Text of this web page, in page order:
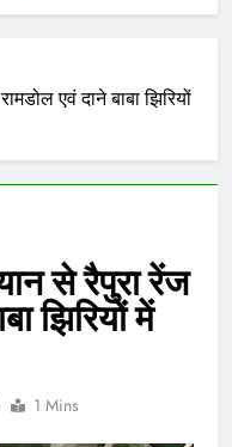
एवं दाने बाबा झिरियों
से रैपुरा रेंज
झिरियों में
1 Mins